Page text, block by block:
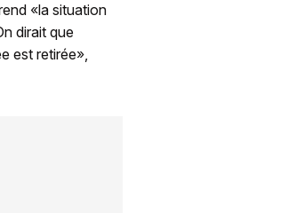
«la situation
dirait que
est retirée»,